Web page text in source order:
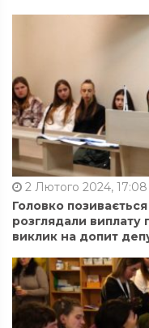
2 Лютого 2024, 17:08
Головко
розглядали виплату
виклик на допит